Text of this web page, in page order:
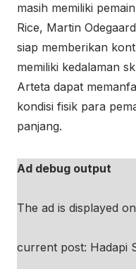
masih memiliki
Rice, Martin
siap memberikan
memiliki kedalaman
Arteta dapat
kondisi fisik para
panjang.
Ad debug output
The ad is displayed
current post: Hadapi